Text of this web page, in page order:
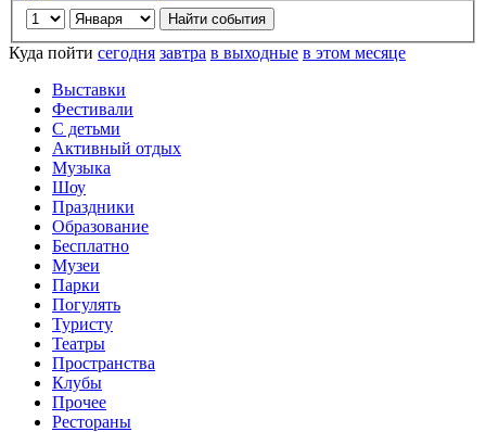
Куда пойти сегодня завтра в выходные в этом месяце
Выставки
Фестивали
С детьми
Активный отдых
Музыка
Шоу
Праздники
Образование
Бесплатно
Музеи
Парки
Погулять
Туристу
Театры
Пространства
Клубы
Прочее
Рестораны